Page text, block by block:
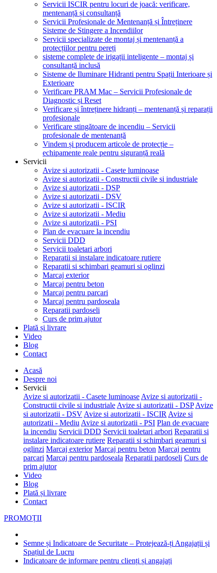
Servicii ISCIR pentru locuri de joacă: verificare,
mentenanță și consultanță
Servicii Profesionale de Mentenanță și Întreținere
Sisteme de Stingere a Incendiilor
Servicii specializate de montaj și mentenanță a
protecțiilor pentru pereți
sisteme complete de irigații inteligente – montaj și
consultanță inclusă
Sisteme de Iluminare Hidranti pentru Spații Interioare și
Exterioare
Verificare PRAM Mac – Servicii Profesionale de
Diagnostic și Reset
Verificare și întreținere hidranți – mentenanță și reparații
profesionale
Verificare stingătoare de incendiu – Servicii
profesionale de mentenanță
Vindem și producem articole de protecție –
echipamente reale pentru siguranță reală
Servicii
Avize si autorizatii - Casete luminoase
Avize si autorizatii - Constructii civile si industriale
Avize si autorizatii - DSP
Avize si autorizatii - DSV
Avize si autorizatii - ISCIR
Avize si autorizatii - Mediu
Avize si autorizatii - PSI
Plan de evacuare la incendiu
Servicii DDD
Servicii toaletari arbori
Reparatii si instalare indicatoare rutiere
Reparatii si schimbari geamuri si oglinzi
Marcaj exterior
Marcaj pentru beton
Marcaj pentru parcari
Marcaj pentru pardoseala
Reparatii pardoseli
Curs de prim ajutor
Plată și livrare
Video
Blog
Contact
Acasă
Despre noi
Servicii
Avize si autorizatii - Casete luminoase Avize si autorizatii -
Constructii civile si industriale Avize si autorizatii - DSP Avize
si autorizatii - DSV Avize si autorizatii - ISCIR Avize si
autorizatii - Mediu Avize si autorizatii - PSI Plan de evacuare
la incendiu Servicii DDD Servicii toaletari arbori Reparatii si
instalare indicatoare rutiere Reparatii si schimbari geamuri si
oglinzi Marcaj exterior Marcaj pentru beton Marcaj pentru
parcari Marcaj pentru pardoseala Reparatii pardoseli Curs de
prim ajutor
Video
Blog
Plată și livrare
Contact
PROMOȚII
Semne și Indicatoare de Securitate – Protejează-ți Angajații și
Spațiul de Lucru
Indicatoare de informare pentru clienți și angajați